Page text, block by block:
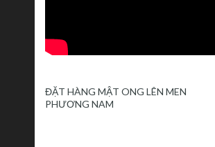
ĐẶT HÀNG MẬT ONG LÊN MEN
PHƯƠNG NAM